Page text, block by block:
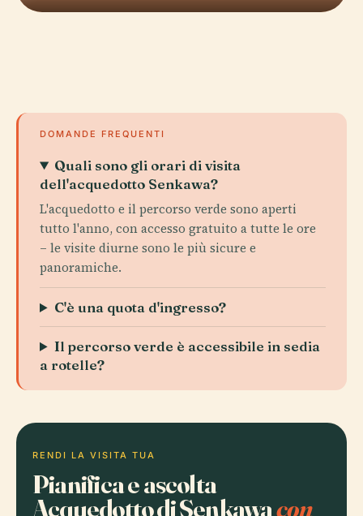
DOMANDE FREQUENTI
Quali sono gli orari di visita
dell'acquedotto Senkawa?
L'acquedotto e il percorso verde sono aperti
tutto l'anno, con accesso gratuito a tutte le ore
– le visite diurne sono le più sicure e
panoramiche.
C'è una quota d'ingresso?
Il percorso verde è accessibile in sedia
a rotelle?
RENDI LA VISITA TUA
Pianifica e ascolta
Acquedotto di Senkawacon